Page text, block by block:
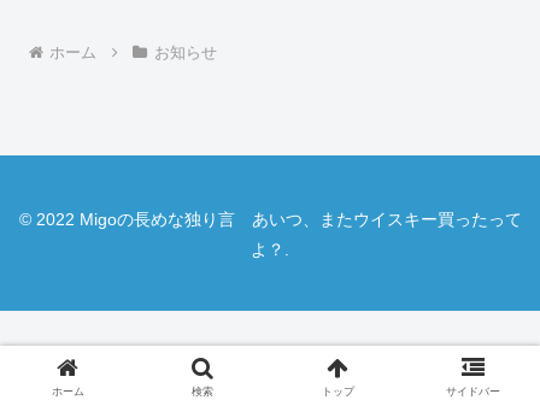
ホーム お知らせ
© 2022 Migoの長めな独り言 あいつ、またウイスキー買ったって
よ？.
ホーム 検索 トップ サイドバー